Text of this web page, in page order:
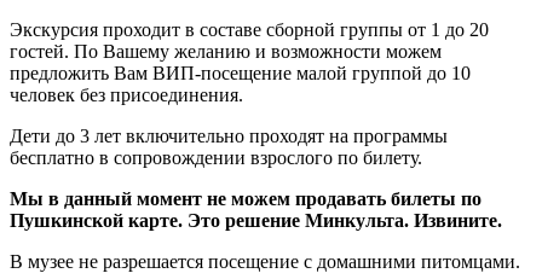
Экскурсия проходит в составе сборной группы от 1 до 20
гостей. По Вашему желанию и возможности можем
предложить Вам ВИП-посещение малой группой до 10
человек без присоединения.
Дети до 3 лет включительно проходят на программы
бесплатно в сопровождении взрослого по билету.
Мы в данный момент не можем продавать билеты по
Пушкинской карте. Это решение Минкульта. Извините.
В музее не разрешается посещение с домашними питомцами.